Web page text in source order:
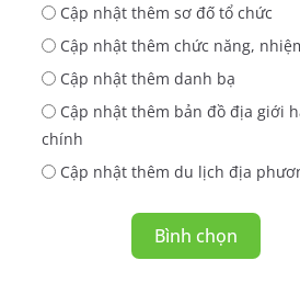
Cập nhật thêm sơ đố tổ chức
Cập nhật thêm chức năng,
Cập nhật thêm danh bạ
Cập nhật thêm bản đồ địa giới
chính
Cập nhật thêm du lịch địa
Bình chọn